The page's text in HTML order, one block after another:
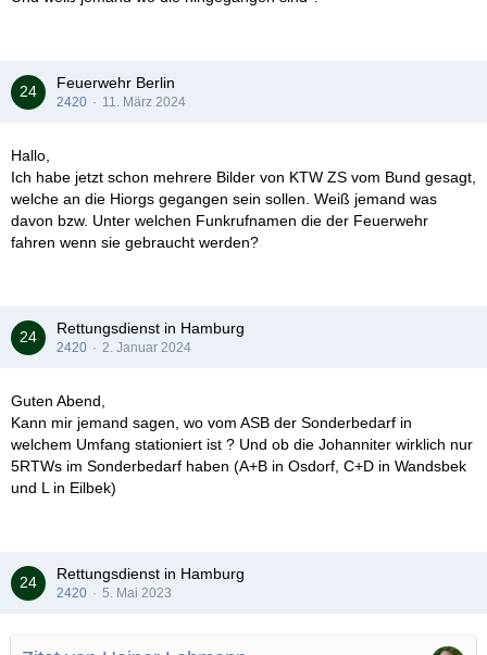
Feuerwehr Berlin
2420 11. März 2024
Hallo,
Ich habe jetzt schon mehrere Bilder von KTW ZS vom Bund gesagt,
welche an die Hiorgs gegangen sein sollen. Weiß jemand was
davon bzw. Unter welchen Funkrufnamen die der Feuerwehr
fahren wenn sie gebraucht werden?
Rettungsdienst in Hamburg
2420 2. Januar 2024
Guten Abend,
Kann mir jemand sagen, wo vom ASB der Sonderbedarf in
welchem Umfang stationiert ist ? Und ob die Johanniter wirklich nur
5RTWs im Sonderbedarf haben (A+B in Osdorf, C+D in Wandsbek
und L in Eilbek)
Rettungsdienst in Hamburg
2420 5. Mai 2023